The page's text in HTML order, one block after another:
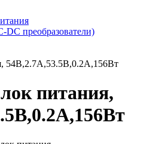
преобразователи)
54В,2.7А,53.5В,0.2А,156Вт
питания,